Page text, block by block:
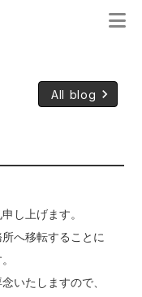
All blog keyboard_arrow_right
し上げます。
へ移転することに
いたしますので、